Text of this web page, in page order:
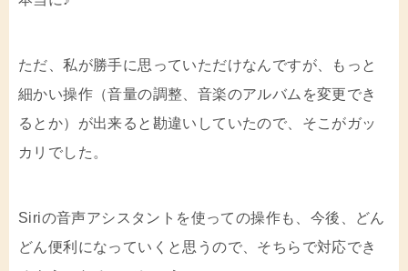
ただ、私が勝手に思っていただけなんですが、もっと
細かい操作（音量の調整、音楽のアルバムを変更でき
るとか）が出来ると勘違いしていたので、そこがガッ
カリでした。
Siriの音声アシスタントを使っての操作も、今後、どん
どん便利になっていくと思うので、そちらで対応でき